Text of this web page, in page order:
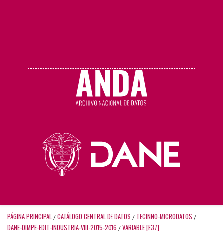
PÁGINA PRINCIPAL / CATÁLOGO CENTRAL DE DATOS / TECINNO-MICRODATOS /
DANE-DIMPE-EDIT-INDUSTRIA-VIII-2015-2016 / VARIABLE [F37]